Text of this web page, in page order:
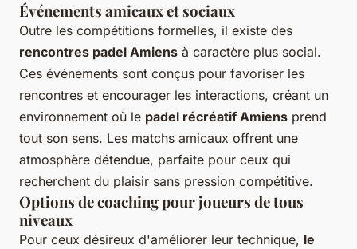
Événements amicaux et sociaux
Outre les compétitions formelles, il existe des
rencontres padel Amiens à caractère plus social.
Ces événements sont conçus pour favoriser les
rencontres et encourager les interactions, créant un
environnement où le padel récréatif Amiens prend
tout son sens. Les matchs amicaux offrent une
atmosphère détendue, parfaite pour ceux qui
recherchent du plaisir sans pression compétitive.
Options de coaching pour joueurs de tous
niveaux
Pour ceux désireux d'améliorer leur technique, le